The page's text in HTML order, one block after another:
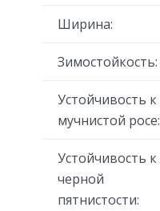
Ширина:
Зимостойкость:
Устойчивость к
мучнистой росе:
Устойчивость к
черной
пятнистости: